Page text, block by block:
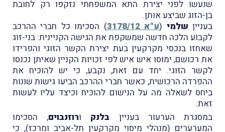
שנעשו לפני יצירת התא המשפחתי נזקפו רק לחובת
בן-הזוג שביצע אותן.
בעניין שלמי (ע"א 3178/12
) הסכימו כל חברי ההרכב
לקבוֹע הלכה חדשה שמשקפת את הגישה הקניינית: בני-זוג
שאחזו בנכסי מקרקעין בעת יצירת הקשר הזוגי והפרידו
את רכושם, ימוסו איש איש לפי זכויות הקניין שאיתן נכנסו
לקשר הזוגי. יחד עם זאת, נקבע, כי יש להוכיח את
ההפרדה הרכושית, כאשר חברי ההרכב הביעו גישות שונות
ביחס לשאלה מה על הנישום להוכיח וכיצד עליו לעשות
זאת.
במסגרת הערעור בעניין בלנק ורוזנבוים, הסכימו
המערערים (מנהלי מיסוי מקרקעין תל-אביב ומרכז), כי